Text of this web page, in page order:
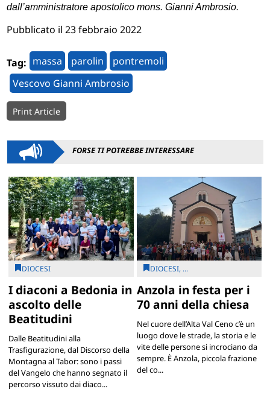
dall’amministratore apostolico mons. Gianni Ambrosio.
Pubblicato il 23 febbraio 2022
Tag: massa parolin
pontremoli
Vescovo Gianni Ambrosio
Print Article
FORSE TI POTREBBE INTERESSARE
DIOCESI
I diaconi a Bedonia in
ascolto delle
Beatitudini
Dalle Beatitudini alla
Trasfigurazione, dal Discorso della
Montagna al Tabor: sono i passi
del Vangelo che hanno segnato il
percorso vissuto dai diaco...
DIOCESI, ...
Anzola in festa per i
70 anni della chiesa
Nel cuore dell’Alta Val Ceno c’è un
luogo dove le strade, la storia e le
vite delle persone si incrociano da
sempre. È Anzola, piccola frazione
del co...